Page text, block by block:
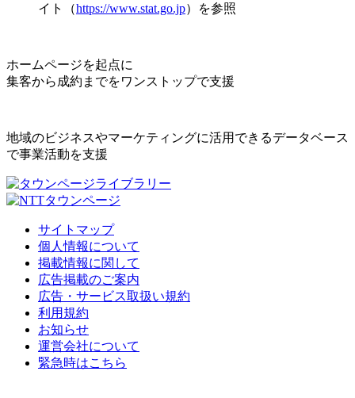
イト（https://www.stat.go.jp）を参照
ホームページを起点に
集客から成約までをワンストップで支援
地域のビジネスやマーケティングに活用できるデータベース
で事業活動を支援
サイトマップ
個人情報について
掲載情報に関して
広告掲載のご案内
広告・サービス取扱い規約
利用規約
お知らせ
運営会社について
緊急時はこちら